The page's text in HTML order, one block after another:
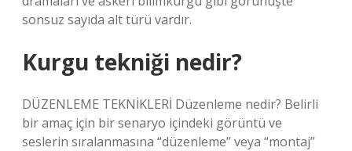
sonsuz sayıda alt türü vardır.
Kurgu tekniği nedir?
DÜZENLEME TEKNİKLERİ Düzenleme nedir? Belirli
bir amaç için bir senaryo içindeki görüntü ve
seslerin sıralanmasına “düzenleme” veya “montaj”